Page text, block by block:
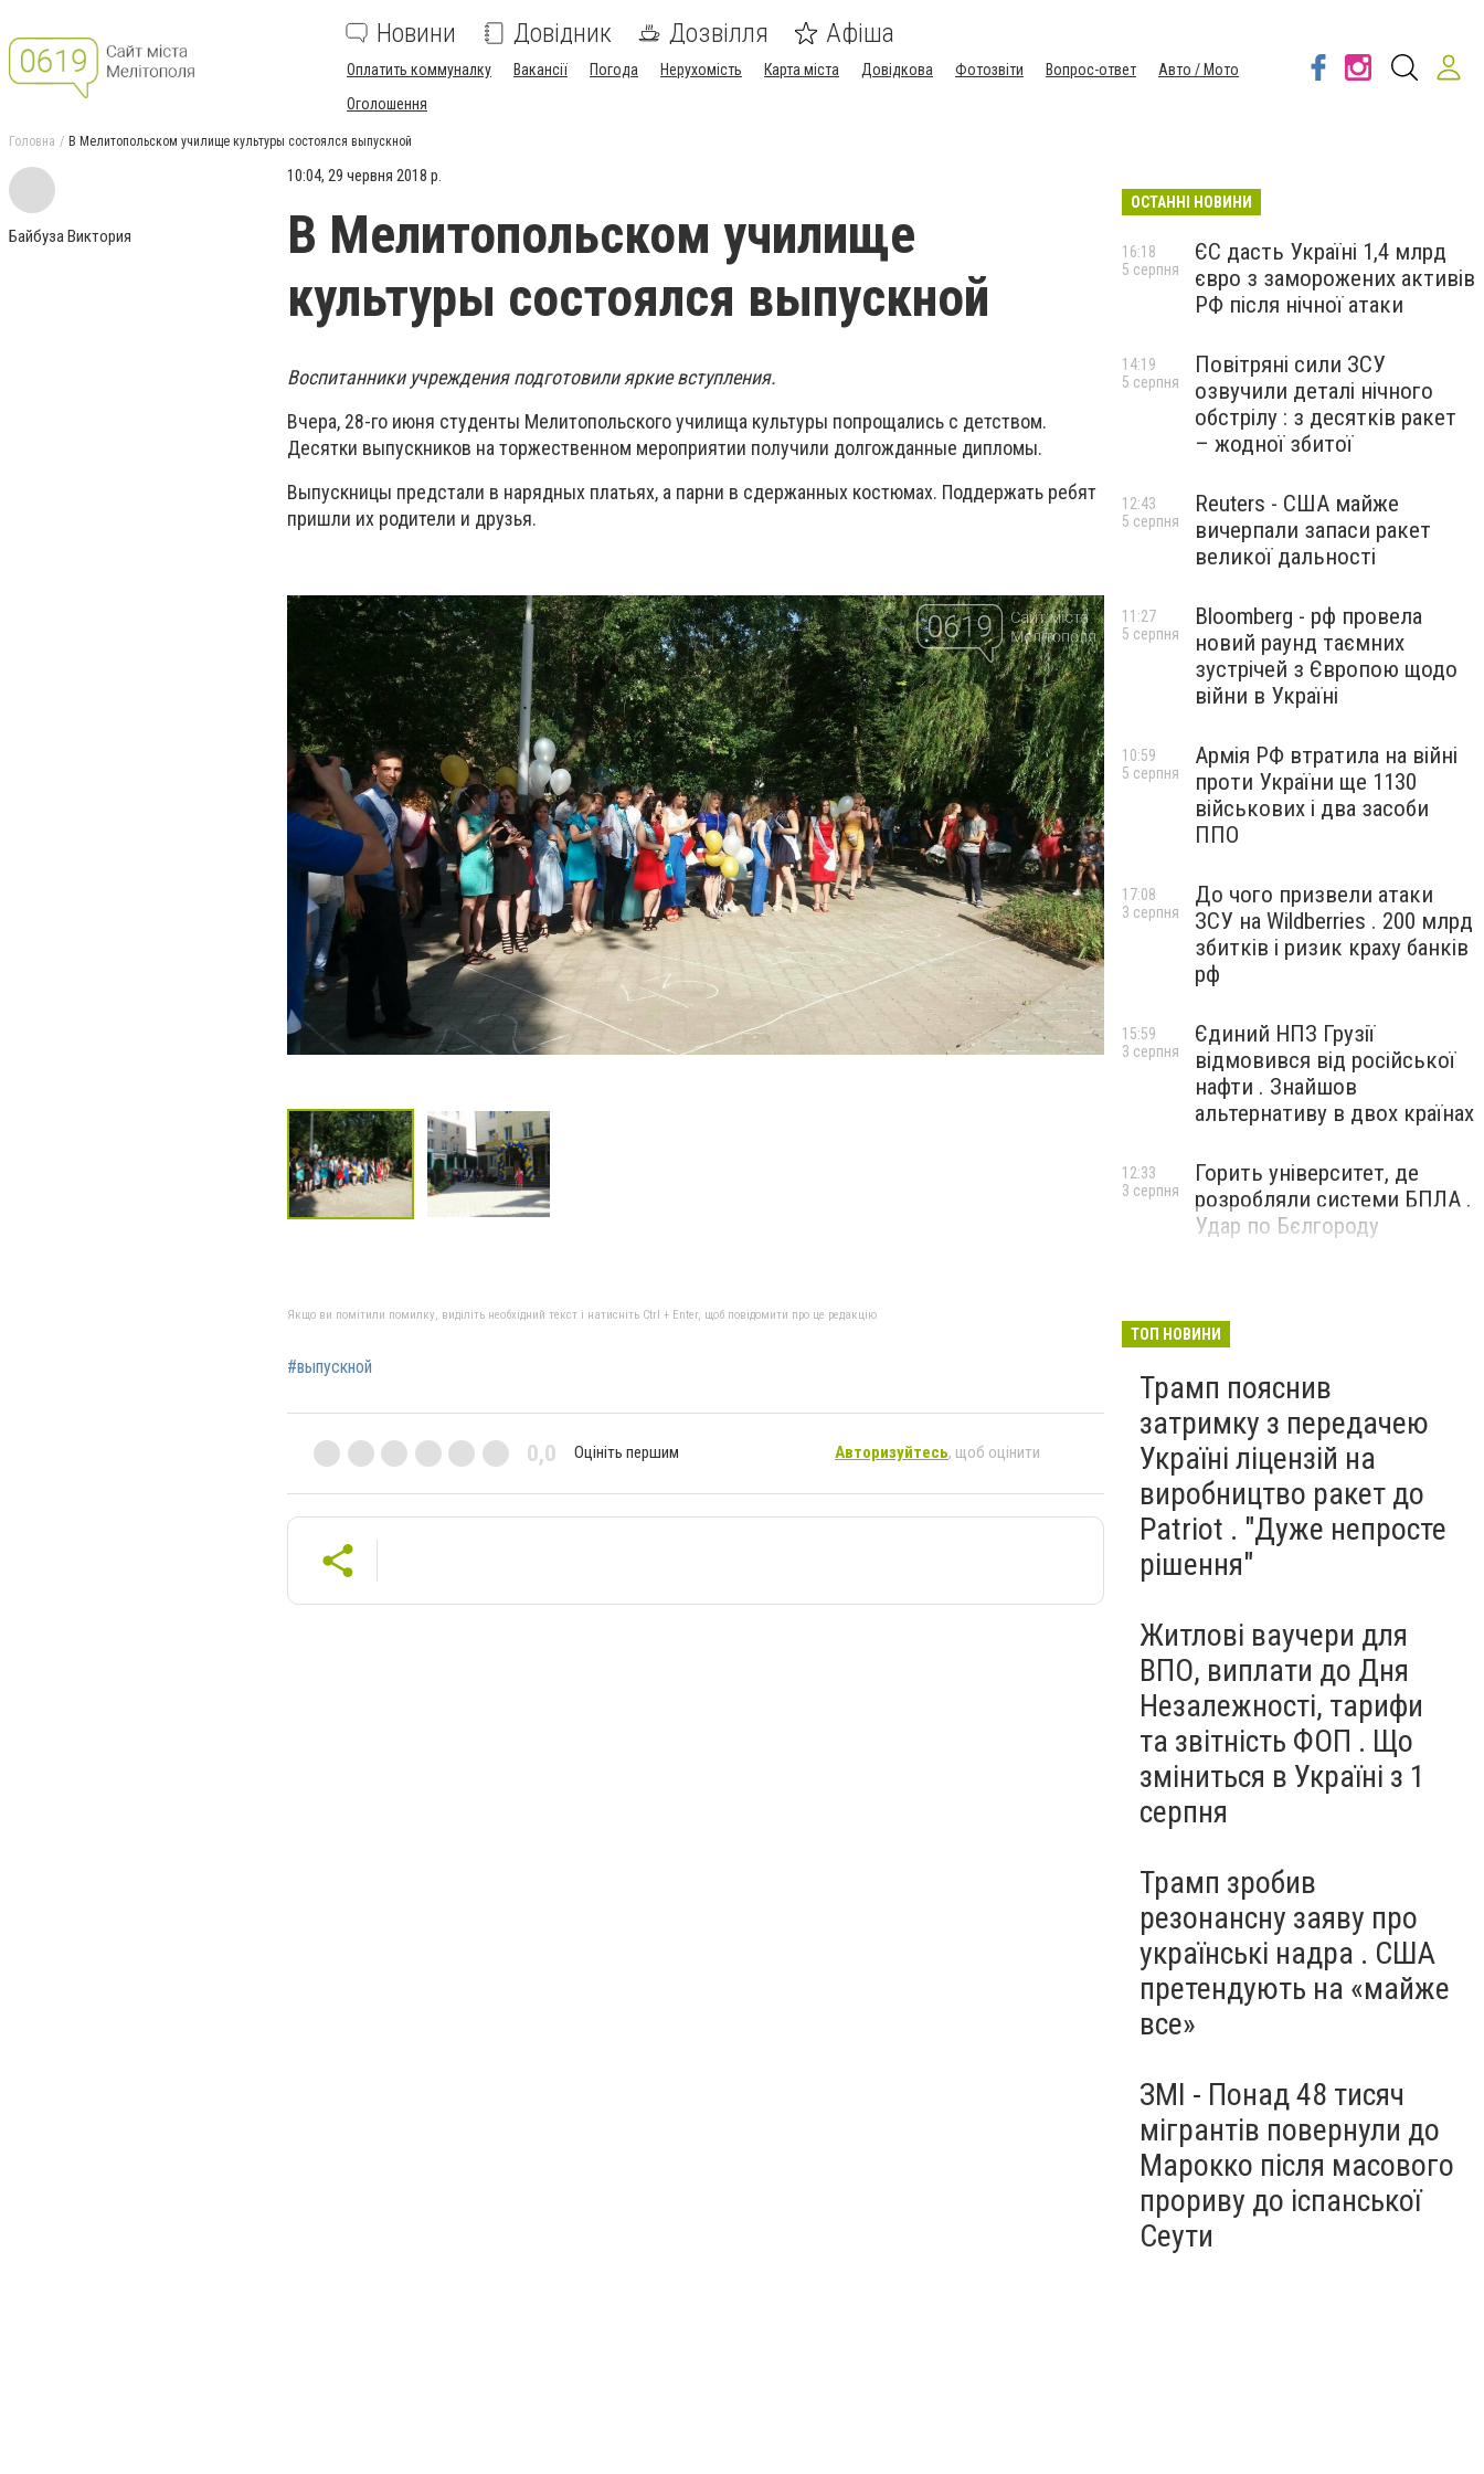
Новини Довідник Дозвілля Афіша
Оплатить коммуналку Вакансії Погода Нерухомість Карта міста Довідкова Фотозвіти Вопрос-ответ
Авто / Мото
Оголошення
Головна В Мелитопольском училище культуры состоялся выпускной
Байбуза Виктория
10:04, 29 червня 2018 р.
В Мелитопольском училище
культуры состоялся выпускной
Воспитанники учреждения подготовили яркие вступления.
Вчера, 28-го июня студенты Мелитопольского училища культуры попрощались с детством.
Десятки выпускников на торжественном мероприятии получили долгожданные дипломы.
Выпускницы предстали в нарядных платьях, а парни в сдержанных костюмах. Поддержать ребят
пришли их родители и друзья.
Якщо ви помітили помилку, виділіть необхідний текст і натисніть Ctrl + Enter, щоб повідомити про це редакцію
#выпускной
0,0 Оцініть першим Авторизуйтесь, щоб оцінити
ОСТАННІ НОВИНИ
ЄС дасть Україні 1,4 млрд
євро з заморожених активів
РФ після нічної атаки
16:18
5 серпня
Повітряні сили ЗСУ
озвучили деталі нічного
обстрілу : з десятків ракет
– жодної збитої
14:19
5 серпня
Reuters - США майже
вичерпали запаси ракет
великої дальності
12:43
5 серпня
Bloomberg - рф провела
новий раунд таємних
зустрічей з Європою щодо
війни в Україні
11:27
5 серпня
Армія РФ втратила на війні
проти України ще 1130
військових і два засоби
ППО
10:59
5 серпня
До чого призвели атаки
ЗСУ на Wildberries . 200 млрд
збитків і ризик краху банків
рф
17:08
3 серпня
Єдиний НПЗ Грузії
відмовився від російської
нафти . Знайшов
альтернативу в двох країнах
15:59
3 серпня
Горить університет, де
розробляли системи БПЛА .
Удар по Бєлгороду
12:33
3 серпня
ТОП НОВИНИ
Трамп пояснив
затримку з передачею
Україні ліцензій на
виробництво ракет до
Patriot . "Дуже непросте
рішення"
Житлові ваучери для
ВПО, виплати до Дня
Незалежності, тарифи
та звітність ФОП . Що
зміниться в Україні з 1
серпня
Трамп зробив
резонансну заяву про
українські надра . США
претендують на «майже
все»
ЗМІ - Понад 48 тисяч
мігрантів повернули до
Марокко після масового
прориву до іспанської
Сеути